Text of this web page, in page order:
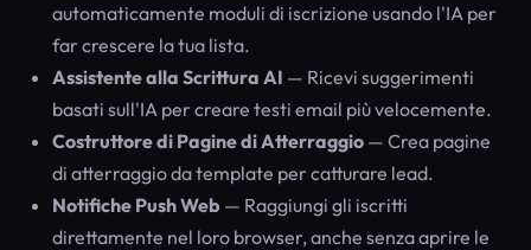
automaticamente moduli di iscrizione usando l'IA per
far crescere la tua lista.
Assistente alla Scrittura AI — Ricevi suggerimenti
basati sull'IA per creare testi email più velocemente.
Costruttore di Pagine di Atterraggio — Crea pagine
di atterraggio da template per catturare lead.
Notifiche Push Web — Raggiungi gli iscritti
direttamente nel loro browser, anche senza aprire le